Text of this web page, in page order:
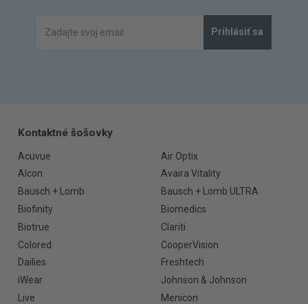
Prihlásiť sa
Kontaktné šošovky
Acuvue
Air Optix
Alcon
Avaira Vitality
Bausch + Lomb
Bausch + Lomb ULTRA
Biofinity
Biomedics
Biotrue
Clariti
Colored
CooperVision
Dailies
Freshtech
iWear
Johnson & Johnson
Live
Menicon